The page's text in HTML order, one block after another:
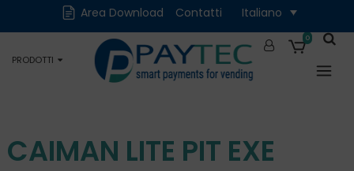
Area Download Contatti Italiano
PRODOTTI
Digitali
Accessori e Ricambi
Occasioni
0
CAIMAN LITE PIT EXE